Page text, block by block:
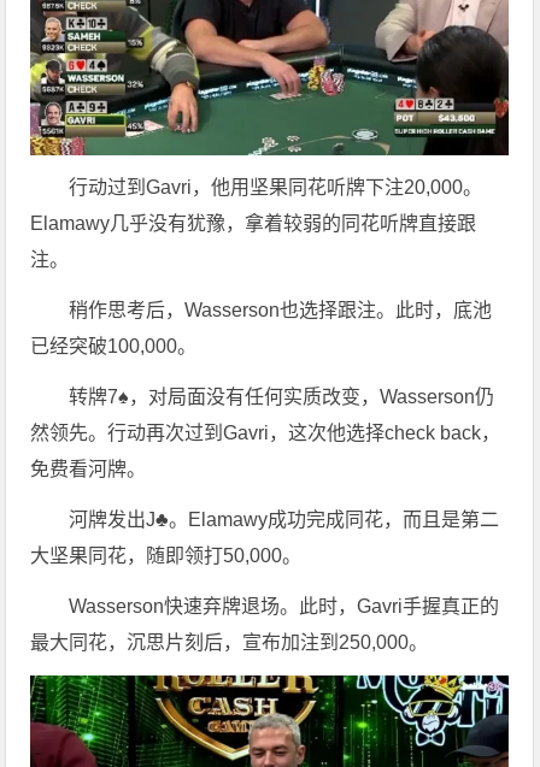
行动过到Gavri，他用坚果同花听牌下注20,000。
Elamawy几乎没有犹豫，拿着较弱的同花听牌直接跟
注。
稍作思考后，Wasserson也选择跟注。此时，底池
已经突破100,000。
转牌7♠，对局面没有任何实质改变，Wasserson仍
然领先。行动再次过到Gavri，这次他选择check back，
免费看河牌。
河牌发出J♣。Elamawy成功完成同花，而且是第二
大坚果同花，随即领打50,000。
Wasserson快速弃牌退场。此时，Gavri手握真正的
最大同花，沉思片刻后，宣布加注到250,000。